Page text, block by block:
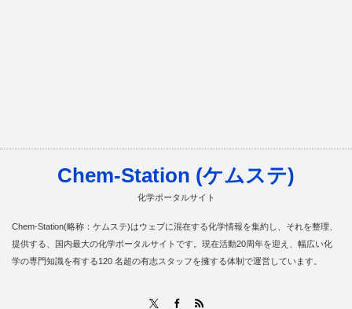
Chem-Station (ケムステ)
化学ポータルサイト
Chem-Station(略称：ケムステ)はウェブに混在する化学情報を集約し、それを整理、
提供する、国内最大の化学ポータルサイトです。現在活動20周年を迎え、幅広い化
学の専門知識を有する120 名超の有志スタッフを擁する体制で運営しています。
Facebook